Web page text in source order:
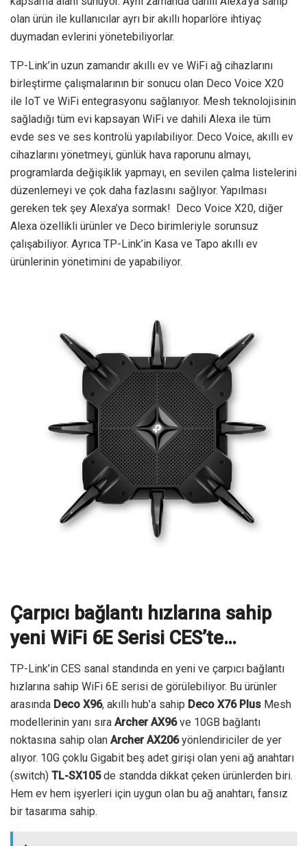
olan ürün ile kullanıcılar ayrı bir akıllı hoparlöre ihtiyaç
duymadan evlerini yönetebiliyorlar.
TP-Link’in uzun zamandır akıllı ev ve WiFi ağ cihazlarını
birleştirme çalışmalarının bir sonucu olan Deco Voice X20
ile IoT ve WiFi entegrasyonu sağlanıyor. Mesh teknolojisinin
sağladığı tüm evi kapsayan WiFi ve dahili Alexa ile tüm
evde ses ve ses kontrolü yapılabiliyor. Deco Voice, akıllı ev
cihazlarını yönetmeyi, günlük hava raporunu almayı,
programlarda değişiklik yapmayı, en sevilen çalma listelerini
düzenlemeyi ve çok daha fazlasını sağlıyor. Yapılması
gereken tek şey Alexa’ya sormak! Deco Voice X20, diğer
Alexa özellikli ürünler ve Deco birimleriyle sorunsuz
çalışabiliyor. Ayrıca TP-Link’in Kasa ve Tapo akıllı ev
ürünlerinin yönetimini de yapabiliyor.
Çarpıcı bağlantı hızlarına sahip
yeni WiFi 6E Serisi CES’te…
TP-Link’in CES sanal standında en yeni ve çarpıcı bağlantı
hızlarına sahip WiFi 6E serisi de görülebiliyor. Bu ürünler
arasında Deco X96, akıllı hub’a sahip Deco X76 Plus Mesh
modellerinin yanı sıra Archer AX96ve 10GB bağlantı
noktasına sahip olan Archer AX206yönlendiriciler de yer
alıyor. 10G çoklu Gigabit beş adet girişi olan yeni ağ anahtarı
(switch) TL-SX105de standda dikkat çeken ürünlerden biri.
Hem ev hem işyerleri için uygun olan bu ağ anahtarı, fansız
bir tasarıma sahip.